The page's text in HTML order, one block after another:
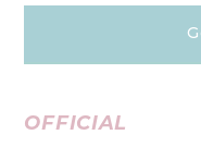
OFFICIAL